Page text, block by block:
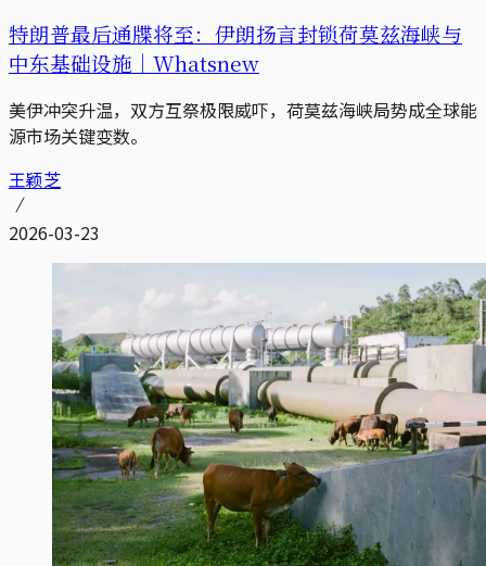
特朗普最后通牒将至：伊朗扬言封锁荷莫兹海峡与
中东基础设施｜Whatsnew
美伊冲突升温，双方互祭极限威吓，荷莫兹海峡局势成全球能
源市场关键变数。
王颖芝
2026-03-23